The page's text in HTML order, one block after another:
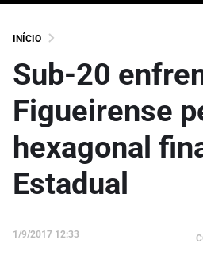
INÍCIO
Sub-20
Figueirense
hexagonal
Estadual
1/9/2017 12:33